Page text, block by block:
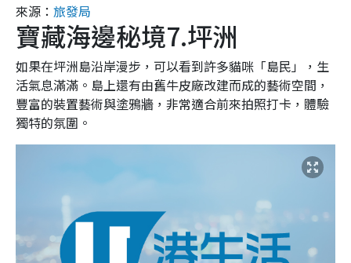
來源： 旅發局
寶藏海邊秘境7.坪洲
如果在坪洲島沿岸漫步，可以看到許多貓咪「島民」，生
活氣息滿滿。島上還有由舊牛皮廠改建而成的藝術空間，
豐富的裝置藝術與塗鴉牆，非常適合前來拍照打卡，體驗
獨特的氛圍。